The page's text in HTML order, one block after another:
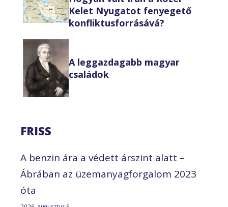
Kelet Nyugatot fenyegető
konfliktusforrásává?
A leggazdagabb magyar
családok
FRISS
A benzin ára a védett árszint alatt –
Ábrában az üzemanyagforgalom 2023
óta